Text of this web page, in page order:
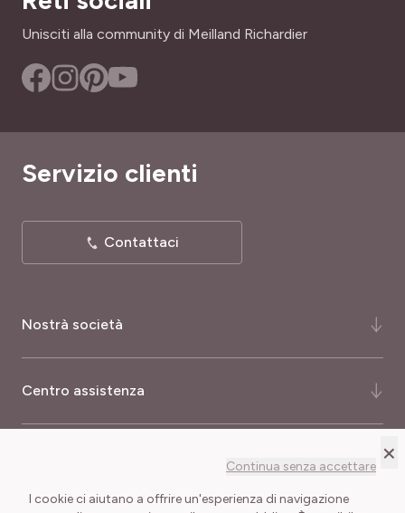
×
Continua senza accettare
I cookie ci aiutano a offrire un'esperienza di navigazione
Unisciti alla community di Meilland Richardier
Nostrà società
Meilland International
Centro assistenza
Consegna e Spese di Spedizione
Buoni regalo
Servizio clienti
Contattaci